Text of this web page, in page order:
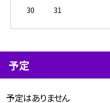
30
31
予定
予定はありません